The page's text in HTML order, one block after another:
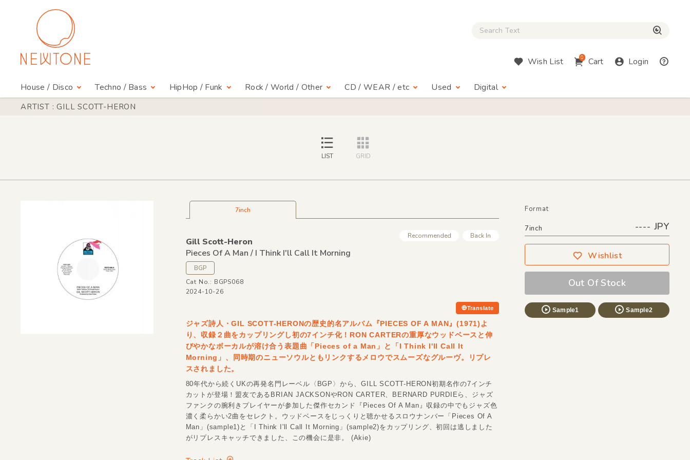
Close Search box
Wish List 0 Cart Login
House / Disco Techno / Bass HipHop / Funk Rock / World / Other CD / WEAR / etc Used Digital
ARTIST : GILL SCOTT-HERON
LIST GRID
7inch
Recommended Back In
Gill Scott-Heron
Pieces Of A Man /I Think I'll Call It Morning
BGP
Cat No.: BGPS068
2024-10-26
Translate
Format
7inch ---- JPY
Wishlist
Out Of Stock
Sample1 Sample2
ジャズ詩人・GIL SCOTT-HERONの歴史的名アルバム『PIECES OF A MAN』(1971)よ
り、収録２曲をカップリングし初の7インチ化！RON CARTERの重厚なウッドベースと伸
びやかなボーカルが溶け合う表題曲「Pieces of a Man」と「I Think I'll Call It
Morning」、同時期のニューソウルともリンクするメロウでスムーズなグルーヴ。リプレ
スされました。
80年代から続くUKの再発名門レーベル〈BGP〉から、GILL SCOTT-HERON初期名作の7インチ
カットが登場！盟友であるBRIAN JACKSONやRON CARTER、BERNARD PURDIEら、ジャズ
ファンクの腕利きプレイヤーが参加した傑作セカンド『Pieces Of A Man』収録の中でもジャズ色
濃く柔らかい2曲をセレクト。ウッドベースをじっくりと聴かせるスロウナンバー「Pieces Of A
Man」(sample1)と「I Think I'll Call It Morning」(sample2)をカップリング、初回は逃しました
がリプレスキャッチできました、この機会に是非。 (Akie)